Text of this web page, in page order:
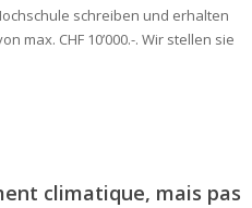
schreiben und erhalten
max. CHF 10’000.-. Wir stellen sie
climatique, mais pas